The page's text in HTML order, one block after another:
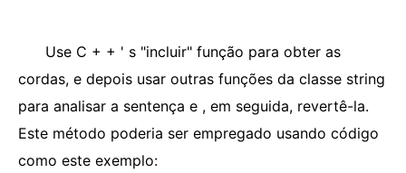
Use C + + ' s "incluir" função para obter as
cordas, e depois usar outras funções da classe string
para analisar a sentença e , em seguida, revertê-la.
Este método poderia ser empregado usando código
como este exemplo: